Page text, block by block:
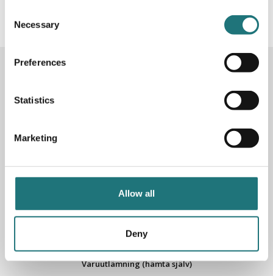
Selection
Necessary
Preferences
Statistics
Marketing
Allow all
Deny
Söndag: 11-17
Telefon:08-702 78 22
Se öppettider för helgdag här
Fri parkering på Åsögatan 121
Varuutlämning (hämta själv)